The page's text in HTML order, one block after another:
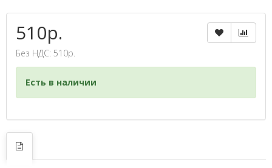
510р.
Без НДС: 510р.
Есть в наличии